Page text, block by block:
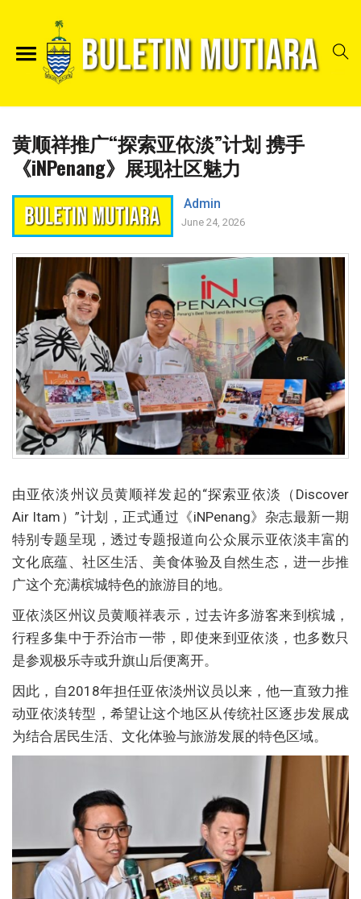
黄顺祥推广“探索亚依淡”计划 携手
《iNPenang》展现社区魅力
Admin
June 24, 2026
由亚依淡州议员黄顺祥发起的“探索亚依淡（Discover
Air Itam）”计划，正式通过《iNPenang》杂志最新一期
特别专题呈现，透过专题报道向公众展示亚依淡丰富的
文化底蕴、社区生活、美食体验及自然生态，进一步推
广这个充满槟城特色的旅游目的地。
亚依淡区州议员黄顺祥表示，过去许多游客来到槟城，
行程多集中于乔治市一带，即使来到亚依淡，也多数只
是参观极乐寺或升旗山后便离开。
因此，自2018年担任亚依淡州议员以来，他一直致力推
动亚依淡转型，希望让这个地区从传统社区逐步发展成
为结合居民生活、文化体验与旅游发展的特色区域。